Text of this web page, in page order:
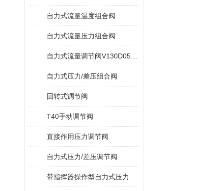
自力式流量温度组合阀
自力式流量压力组合阀
自力式压力/差压组合阀
回转式调节阀
T40手动调节阀
直接作用压力调节阀
自力式压力/差压调节阀